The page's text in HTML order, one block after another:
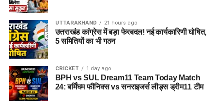
UTTARAKHAND 21 hours ago
उत्तराखंड कांग्रेस में बड़ा फेरबदल! नई कार्यकारिणी घोषित,
5 समितियों का भी गठन
CRICKET 1 day ago
BPH vs SUL Dream11 Team Today Match
24: बर्मिंघम फीनिक्स vs सनराइजर्स लीड्स ड्रीम11 टीम